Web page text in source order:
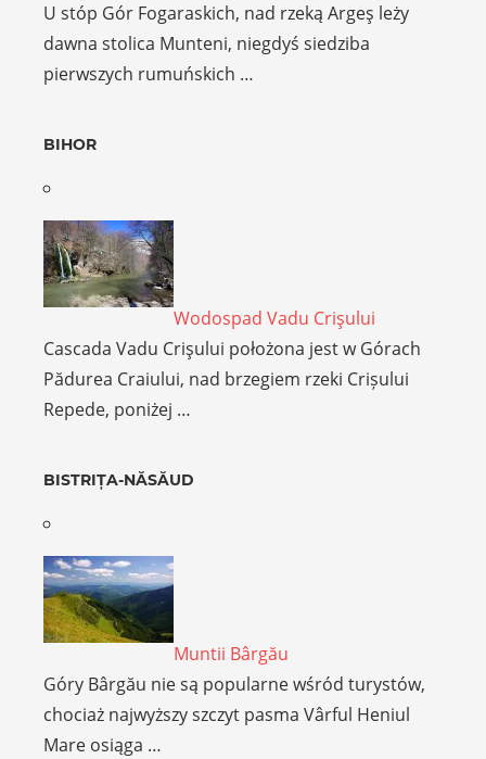
U stóp Gór Fogaraskich, nad rzeką Argeş leży
dawna stolica Munteni, niegdyś siedziba
pierwszych rumuńskich …
BIHOR
Wodospad Vadu Crişului
Cascada Vadu Crişului położona jest w Górach
Pădurea Craiului, nad brzegiem rzeki Crișului
Repede, poniżej …
BISTRIȚA-NĂSĂUD
Muntii Bârgău
Góry Bârgău nie są popularne wśród turystów,
chociaż najwyższy szczyt pasma Vârful Heniul
Mare osiąga …